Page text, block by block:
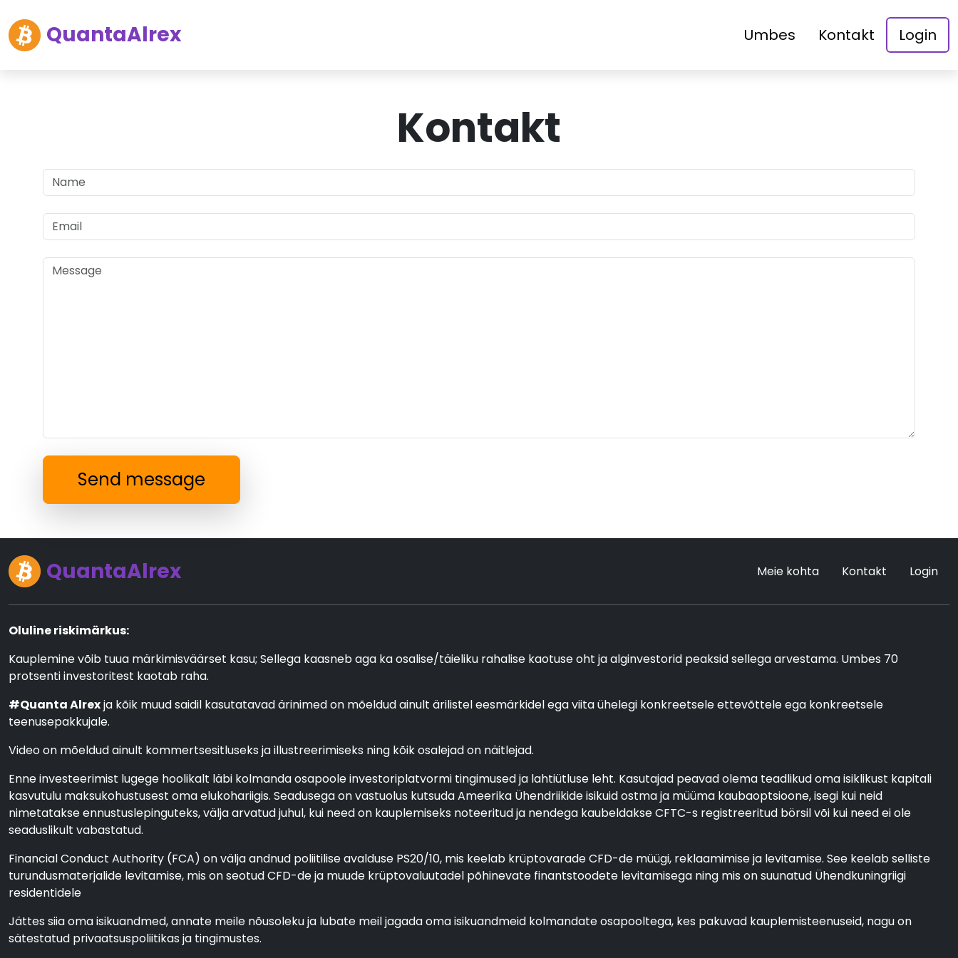
QuantaAlrex Umbes Kontakt Login
Kontakt
Send message
QuantaAlrex Meie kohta Kontakt Login
Oluline riskimärkus:
Kauplemine võib tuua märkimisväärset kasu; Sellega kaasneb aga ka osalise/täieliku rahalise kaotuse oht ja alginvestorid peaksid sellega arvestama. Umbes 70
protsenti investoritest kaotab raha.
#Quanta Alrexja kõik muud saidil kasutatavad ärinimed on mõeldud ainult ärilistel eesmärkidel ega viita ühelegi konkreetsele ettevõttele ega konkreetsele
teenusepakkujale.
Video on mõeldud ainult kommertsesitluseks ja illustreerimiseks ning kõik osalejad on näitlejad.
Enne investeerimist lugege hoolikalt läbi kolmanda osapoole investoriplatvormi tingimused ja lahtiütluse leht. Kasutajad peavad olema teadlikud oma isiklikust kapitali
kasvutulu maksukohustusest oma elukohariigis. Seadusega on vastuolus kutsuda Ameerika Ühendriikide isikuid ostma ja müüma kaubaoptsioone, isegi kui neid
nimetatakse ennustuslepinguteks, välja arvatud juhul, kui need on kauplemiseks noteeritud ja nendega kaubeldakse CFTC-s registreeritud börsil või kui need ei ole
seaduslikult vabastatud.
Financial Conduct Authority (FCA) on välja andnud poliitilise avalduse PS20/10, mis keelab krüptovarade CFD-de müügi, reklaamimise ja levitamise. See keelab selliste
turundusmaterjalide levitamise, mis on seotud CFD-de ja muude krüptovaluutadel põhinevate finantstoodete levitamisega ning mis on suunatud Ühendkuningriigi
residentidele
Jättes siia oma isikuandmed, annate meile nõusoleku ja lubate meil jagada oma isikuandmeid kolmandate osapooltega, kes pakuvad kauplemisteenuseid, nagu on
sätestatud privaatsuspoliitikas ja tingimustes.